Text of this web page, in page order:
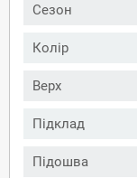
Сезон
Колір
Верх
Підклад
Підошва